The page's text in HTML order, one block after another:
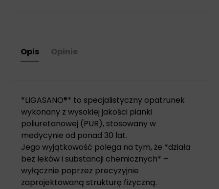
Opis Opinie
*LIGASANO®* to specjalistyczny opatrunek
wykonany z wysokiej jakości pianki
poliuretanowej (PUR), stosowany w
medycynie od ponad 30 lat.
Jego wyjątkowość polega na tym, że *działa
bez leków i substancji chemicznych* –
wyłącznie poprzez precyzyjnie
zaprojektowaną strukturę fizyczną.